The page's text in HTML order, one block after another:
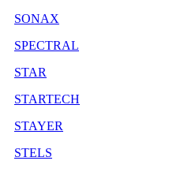
SONAX
SPECTRAL
STAR
STARTECH
STAYER
STELS